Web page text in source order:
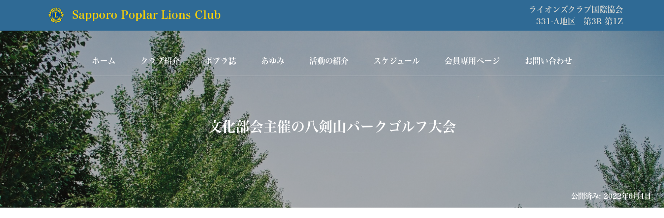
Sapporo Poplar Lions Club
ライオンズクラブ国際協会
331-A地区 第3R 第1Z
ホーム クラブ紹介 ポプラ誌 あゆみ 活動の紹介 スケジュール 会員専用ページ お問い合わせ
文化部会主催の八剣山パークゴルフ大会
公開済み: 2022年6月4日